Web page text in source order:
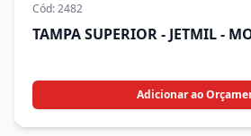
Cód:2482
TAMPA SUPERIOR - JETMIL -
Adicionar ao